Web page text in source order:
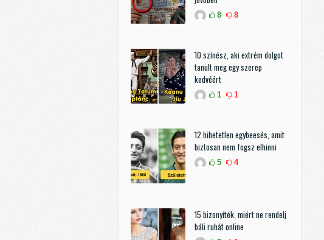
8 8
10 színész, aki extrém dolgot
tanult meg egy szerep
kedvéért
1 1
12 hihetetlen egybeesés, amit
biztosan nem fogsz elhinni
5 4
15 bizonyíték, miért ne rendelj
báli ruhát online